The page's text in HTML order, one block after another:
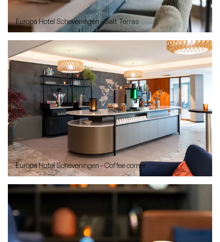
Europa Hotel Scheveningen - Salt Terras
Europa Hotel Scheveningen - Coffee corner